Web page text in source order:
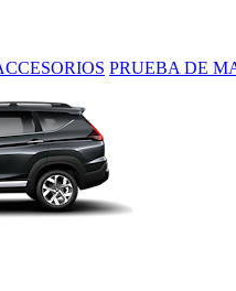
PRUEBA DE